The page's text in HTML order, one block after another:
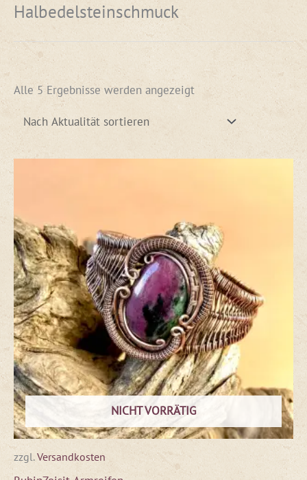
Halbedelsteinschmuck
Alle 5 Ergebnisse werden angezeigt
NICHT VORRÄTIG
zzgl.Versandkosten